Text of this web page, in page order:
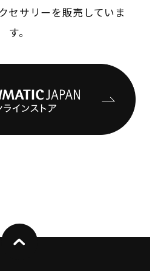
セサリーを販売していま
す。